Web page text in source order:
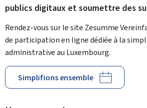
publics digitaux et soumettre des
Rendez-vous sur le site Zesumme
de participation en ligne dédiée à la
administrative au Luxembourg.
Simplifions ensemble